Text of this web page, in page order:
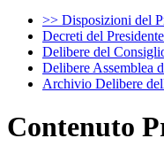
>> Disposizioni del
Decreti del Presidente
Delibere del
Delibere Assemblea
Archivio Delibere
Contenuto